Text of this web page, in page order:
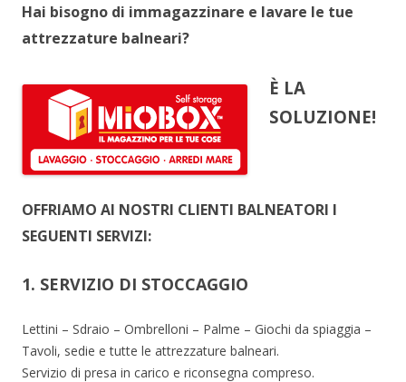
Hai bisogno di immagazzinare e lavare le tue
attrezzature balneari?
È LA
SOLUZIONE!
OFFRIAMO AI NOSTRI CLIENTI BALNEATORI I
SEGUENTI SERVIZI:
1. SERVIZIO DI STOCCAGGIO
Lettini – Sdraio – Ombrelloni – Palme – Giochi da spiaggia –
Tavoli, sedie e tutte le attrezzature balneari.
Servizio di presa in carico e riconsegna compreso.